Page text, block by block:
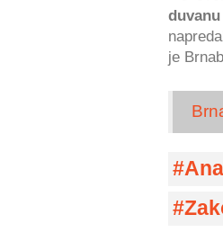
duvanu
je